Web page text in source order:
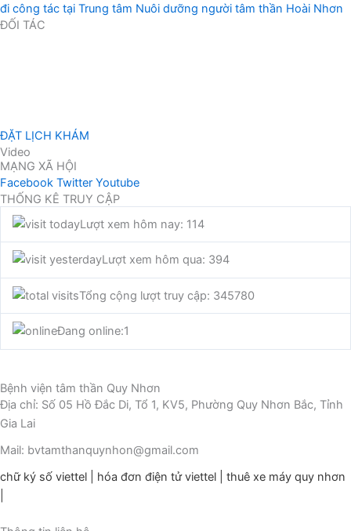
đi công tác tại Trung tâm Nuôi dưỡng người tâm thần Hoài Nhơn
ĐỐI TÁC
ĐẶT LỊCH KHÁM
Video
MẠNG XÃ HỘI
Facebook Twitter Youtube
THỐNG KÊ TRUY CẬP
Lượt xem hôm nay: 114
Lượt xem hôm qua: 394
Tổng cộng lượt truy cập: 345780
Đang online:1
Bệnh viện tâm thần Quy Nhơn
Địa chỉ: Số 05 Hồ Đắc Di, Tổ 1, KV5, Phường Quy Nhơn Bắc, Tỉnh
Gia Lai
Mail: bvtamthanquynhon@gmail.com
chữ ký số viettel
hóa đơn điện tử viettel
thuê xe máy quy nhơn